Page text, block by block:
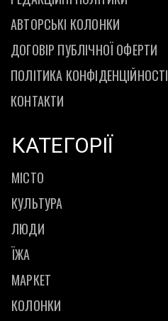
АВТОРСЬКІ КОЛОНКИ
ДОГОВІР ПУБЛІЧНОЇ ОФЕРТИ
ПОЛІТИКА КОНФІДЕНЦІЙНОСТІ
КОНТАКТИ
КАТЕГОРІЇ
МІСТО
КУЛЬТУРА
ЛЮДИ
ЇЖА
МАРКЕТ
КОЛОНКИ